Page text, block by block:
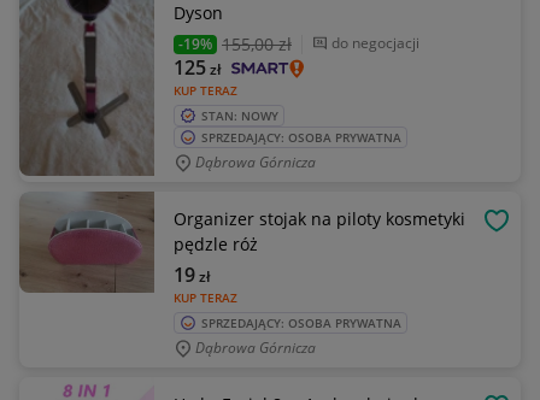
Dyson
-19% 155,00 zł do negocjacji
KUP TERAZ
125zł
STAN: NOWY
SPRZEDAJĄCY: OSOBA PRYWATNA
Dąbrowa Górnicza
Organizer stojak na piloty kosmetyki
pędzle róż
KUP TERAZ
19zł
SPRZEDAJĄCY: OSOBA PRYWATNA
Dąbrowa Górnicza